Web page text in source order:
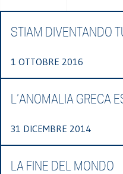
STIAM DIVENTANDO
1 OTTOBRE 2016
L’ANOMALIA GRECA
31 DICEMBRE 2014
LA FINE DEL MONDO